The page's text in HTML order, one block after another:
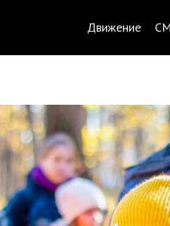
Движение